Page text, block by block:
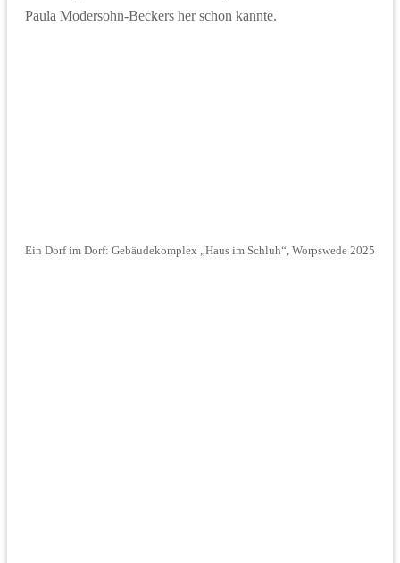
Paula Modersohn-Beckers her schon kannte.
Ein Dorf im Dorf: Gebäudekomplex „Haus im Schluh“, Worpswede 2025